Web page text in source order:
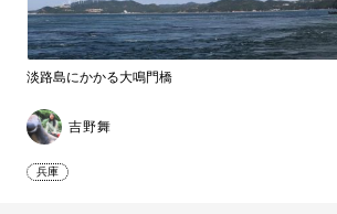
淡路島にかかる大鳴門橋
吉野舞
兵庫